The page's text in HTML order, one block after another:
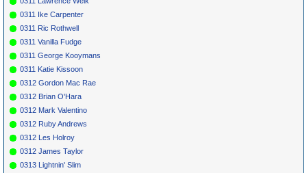
0311 Ike Carpenter
0311 Ric Rothwell
0311 Vanilla Fudge
0311 George Kooymans
0311 Katie Kissoon
0312 Gordon Mac Rae
0312 Brian O'Hara
0312 Mark Valentino
0312 Ruby Andrews
0312 Les Holroy
0312 James Taylor
0313 Lightnin' Slim